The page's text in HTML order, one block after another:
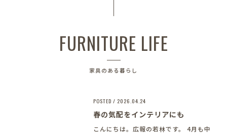
FURNITURE LIFE
家具のある暮らし
POSTED / 2026.04.24
春の気配をインテリアにも
こんにちは。広報の若林です。 4月も中